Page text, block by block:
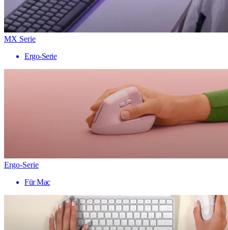
MX Serie
Ergo-Serie
Ergo-Serie
Für Mac